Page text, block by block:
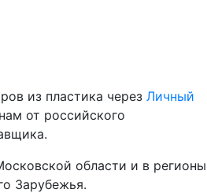
из пластика через Личный
от российского
области и в регионы
Зарубежья.